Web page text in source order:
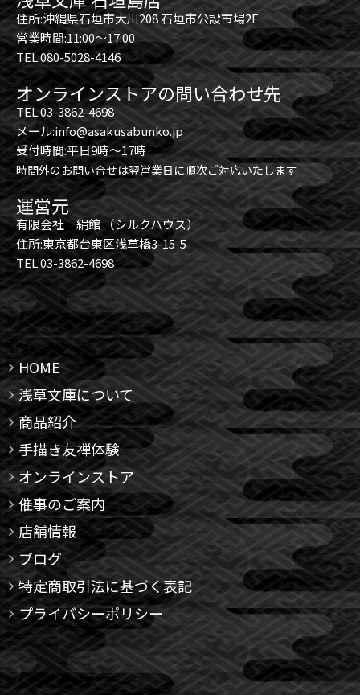
住所:沖縄県石垣市大川208 石垣市公設市場2F
営業時間:11:00～17:00
TEL:080-5028-4146
オンラインストアの問い合わせ先
TEL:03-3862-4698
メール:info@asakusabunko.jp
受付時間:平日9時～17時
時間外のお問い合せは翌営業日に順次ご対応いたします
運営元
有限会社 絹館 （シルクハウス）
住所:東京都台東区浅草橋3-15-5
TEL:03-3862-4698
HOME
浅草文庫について
商品紹介
手描き友禅体験
オンラインストア
催事のご案内
店舗情報
ブログ
特定商取引法に基づく表記
プライバシーポリシー